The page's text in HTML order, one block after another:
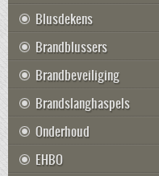
Blusdekens
Brandblussers
Brandbeveiliging
Brandslanghaspels
Onderhoud
EHBO